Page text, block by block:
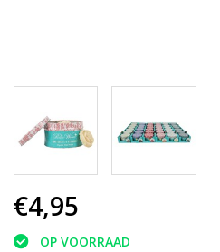
€4,95
OP VOORRAAD